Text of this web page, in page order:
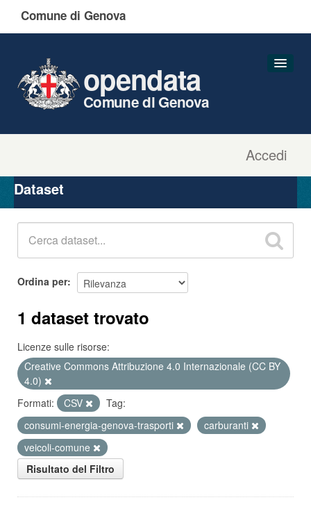
Comune di Genova
Accedi
opendata
Comune di Genova
Organizzazioni
Gruppi
Dataset
Ordina per
1 dataset trovato
Licenze sulle risorse:
Creative Commons Attribuzione 4.0 Internazionale (CC BY
4.0)
Formati:
CSV
Tag:
consumi-energia-genova-trasporti
carburanti
veicoli-comune
Risultato del Filtro